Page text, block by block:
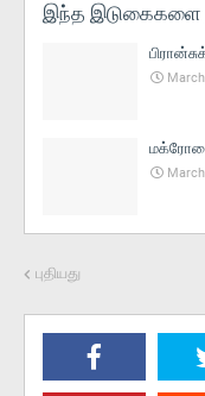
இந்த இடுகைகளை
புதியது